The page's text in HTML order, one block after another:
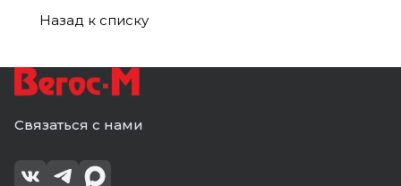
клином
с
клином
Назад к списку
Связаться с нами